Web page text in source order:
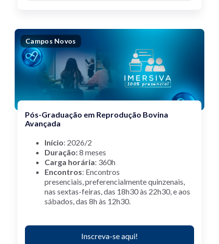
Campos Novos
Pós-Graduação em Reprodução Bovina
Avançada
Início: 2026/2
Duração:8 meses
Carga horária: 360h
Encontros: Encontros
presenciais, preferencialmente quinzenais,
nas sextas-feiras, das 18h30 às 22h30, e aos
sábados, das 8h às 12h30.
Inscreva-se aqui!